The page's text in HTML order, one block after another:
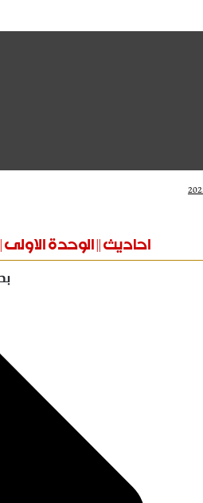
احاديث || الوحدة الاولى ||